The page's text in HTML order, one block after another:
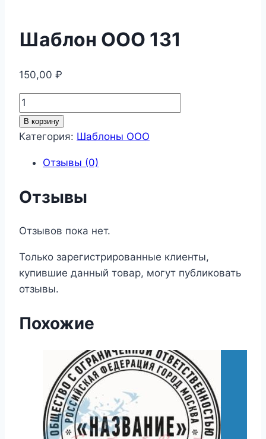
Шаблон ООО 131
150,00 ₽
Количество
товара
Шаблон
131
В корзину
Категория: Шаблоны ООО
Отзывы (0)
Отзывы
Отзывов пока нет.
Только зарегистрированные клиенты,
купившие данный товар, могут публиковать
отзывы.
Похожие